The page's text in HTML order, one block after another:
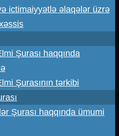
ictimaiyyətlə əlaqələr üzrə
Şurası haqqında
Şurasının tərkibi
Şurası haqqında ümumi